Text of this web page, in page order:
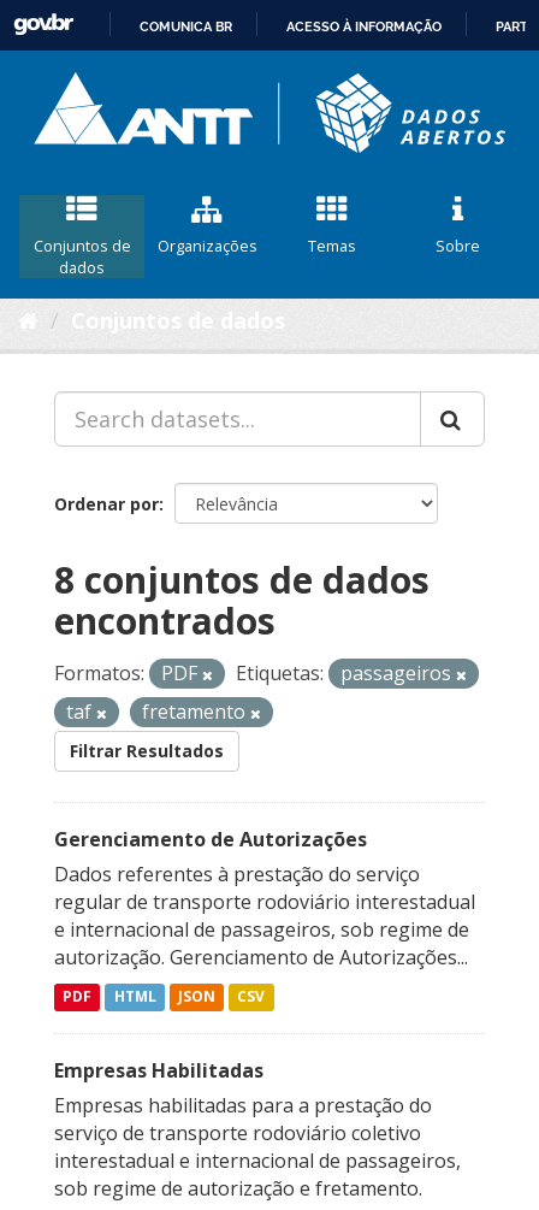
CONTEÚDO
COMUNICA BR ACESSO À INFORMAÇÃO
Conjuntos de
dados
Organizações Temas Sobre
Ordenar por
8 conjuntos de dados
encontrados
Formatos: PDF Etiquetas:
passageiros
taf
fretamento
Filtrar Resultados
Gerenciamento de Autorizações
Dados referentes à prestação do serviço
regular de transporte rodoviário interestadual
e internacional de passageiros, sob regime de
autorização. Gerenciamento de Autorizações...
PDF HTML JSON CSV
Empresas Habilitadas
Empresas habilitadas para a prestação do
serviço de transporte rodoviário coletivo
interestadual e internacional de passageiros,
sob regime de autorização e fretamento.